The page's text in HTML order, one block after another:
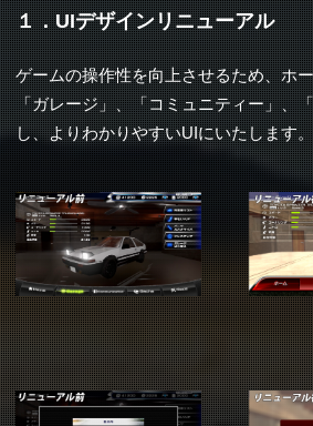
１．UIデザインリニューアル
ゲームの操作性を向上させるため、ホ
「ガレージ」、「コミュニティー」、
し、よりわかりやすいUIにいたします。